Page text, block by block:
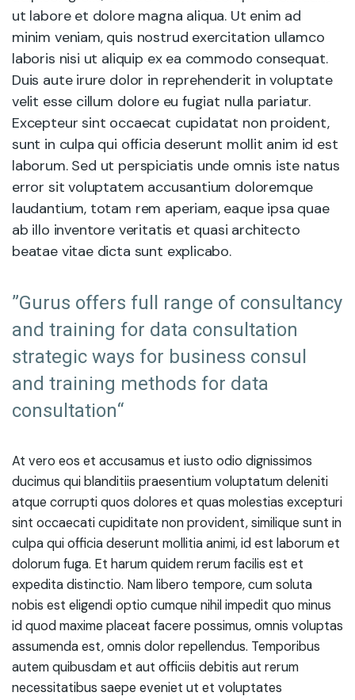
ut labore et dolore magna aliqua. Ut enim ad
minim veniam, quis nostrud exercitation ullamco
laboris nisi ut aliquip ex ea commodo consequat.
Duis aute irure dolor in reprehenderit in voluptate
velit esse cillum dolore eu fugiat nulla pariatur.
Excepteur sint occaecat cupidatat non proident,
sunt in culpa qui officia deserunt mollit anim id est
laborum. Sed ut perspiciatis unde omnis iste natus
error sit voluptatem accusantium doloremque
laudantium, totam rem aperiam, eaque ipsa quae
ab illo inventore veritatis et quasi architecto
beatae vitae dicta sunt explicabo.
”Gurus offers full range of consultancy
and training for data consultation
strategic ways for business consul
and training methods for data
consultation“
At vero eos et accusamus et iusto odio dignissimos
ducimus qui blanditiis praesentium voluptatum deleniti
atque corrupti quos dolores et quas molestias excepturi
sint occaecati cupiditate non provident, similique sunt in
culpa qui officia deserunt mollitia animi, id est laborum et
dolorum fuga. Et harum quidem rerum facilis est et
expedita distinctio. Nam libero tempore, cum soluta
nobis est eligendi optio cumque nihil impedit quo minus
id quod maxime placeat facere possimus, omnis voluptas
assumenda est, omnis dolor repellendus. Temporibus
autem quibusdam et aut officiis debitis aut rerum
necessitatibus saepe eveniet ut et voluptates